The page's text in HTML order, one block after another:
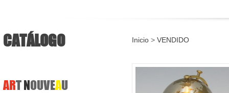
CATÁLOGO
ARTNOUVEAU
Inicio > VENDIDO